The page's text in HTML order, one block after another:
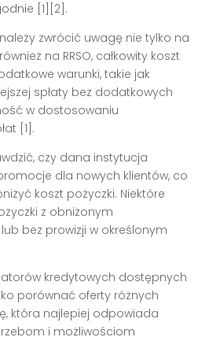
[1][2].
zwrócić uwagę nie tylko na
na RRSO, całkowity koszt
warunki, takie jak
spłaty bez dodatkowych
w dostosowaniu
[1].
czy dana instytucja
dla nowych klientów, co
koszt pożyczki. Niektóre
z obniżonym
bez prowizji w określonym
kredytowych dostępnych
porównać oferty różnych
która najlepiej odpowiada
i możliwościom